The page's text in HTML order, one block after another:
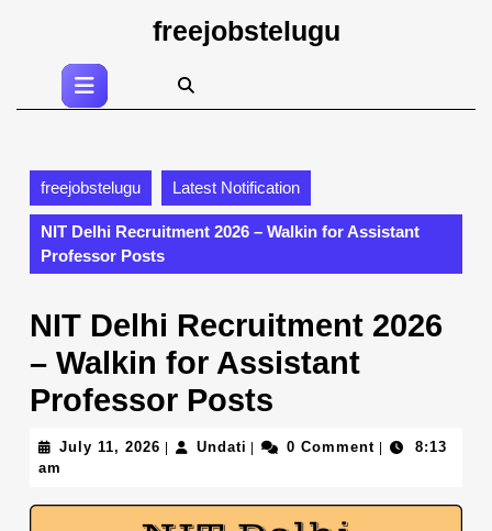
to
freejobstelugu
Open
Button
freejobstelugu Latest Notification
NIT Delhi Recruitment 2026 – Walkin for Assistant
Professor Posts
NIT Delhi Recruitment 2026
– Walkin for Assistant
Professor Posts
July 11, 2026 July Undati Undati0 Comment
8:13
am